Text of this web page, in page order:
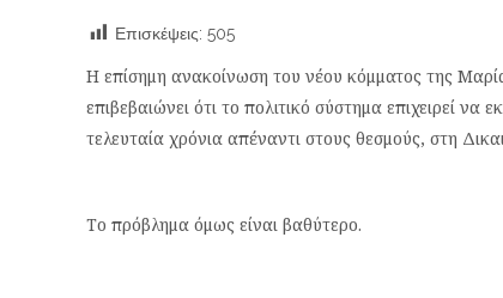
Επισκέψεις: 505
Η επίσημη ανακοίνωση του νέου κόμματος της
επιβεβαιώνει ότι το πολιτικό σύστημα επιχειρεί
τελευταία χρόνια απέναντι στους θεσμούς, στη
Το πρόβλημα όμως είναι βαθύτερο.